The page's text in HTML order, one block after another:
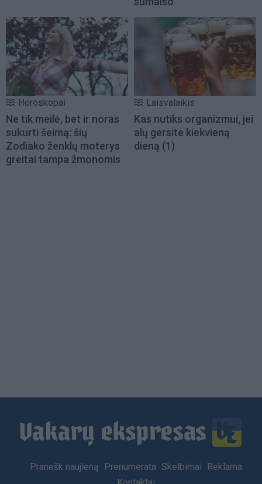
Horoskopai
Ne tik meilė, bet ir noras
sukurti šeimą: šių
Zodiako ženklų moterys
greitai tampa žmonomis
Laisvalaikis
Kas nutiks organizmui, jei
alų gersite kiekvieną
dieną (1)
Footer
Pranešk naujieną Prenumerata Skelbimai
Reklama